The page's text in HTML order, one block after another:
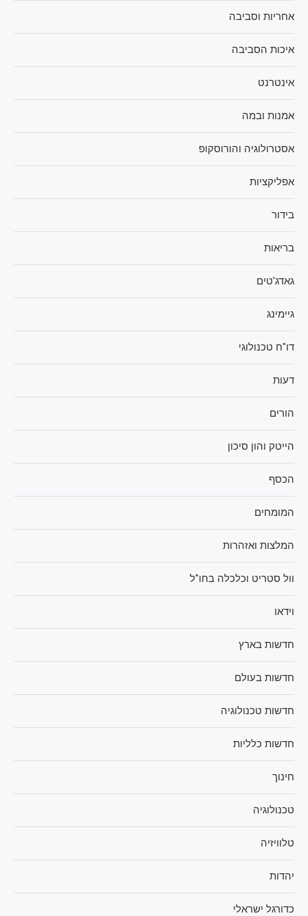
אחריות וסביבה
איכות הסביבה
אינטרנט
אמנות ובמה
אסטרולוגיה והורוסקופ
אפליקציות
בידור
בריאות
גאדג'טים
גיימינג
דו"ח טכנולוגי
דעות
הורים
הייטק והון סיכון
הכסף
המומחים
המלצות ואזהרות
וול סטריט וכלכלה בחו"ל
וידאו
חדשות בארץ
חדשות בעולם
חדשות טכנולוגיה
חדשות כלליות
חינוך
טכנולוגיה
טלוויזיה
יהדות
כדורגל ישראלי